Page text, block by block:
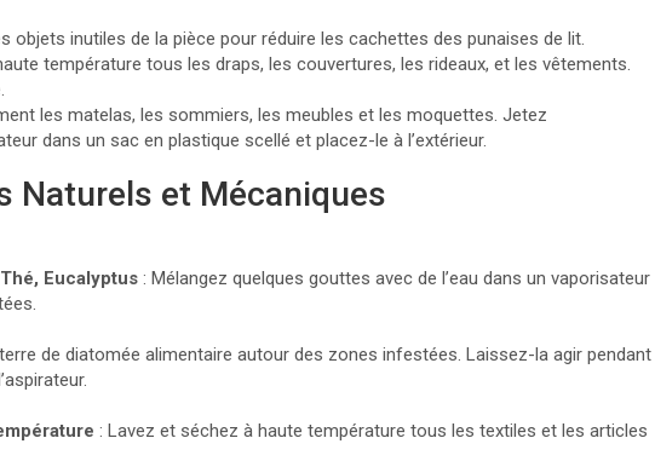
objets inutiles de la pièce pour réduire les cachettes des punaises de lit.
température tous les draps, les couvertures, les rideaux, et les vêtements.
les matelas, les sommiers, les meubles et les moquettes. Jetez
dans un sac en plastique scellé et placez-le à l’extérieur.
Naturels et Mécaniques
Eucalyptus : Mélangez quelques gouttes avec de l’eau dans un vaporisateur
de diatomée alimentaire autour des zones infestées. Laissez-la agir pendant
: Lavez et séchez à haute température tous les textiles et les articles